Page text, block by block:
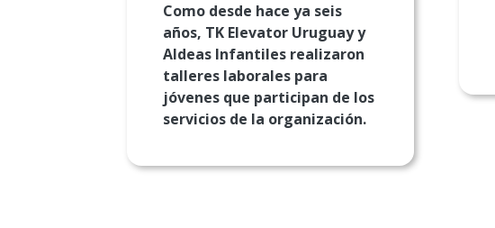
Como desde hace ya seis
años, TK Elevator Uruguay y
Aldeas Infantiles realizaron
talleres laborales para
jóvenes que participan de los
servicios de la organización.